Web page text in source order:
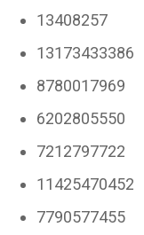
13408257
13173433386
8780017969
6202805550
7212797722
11425470452
7790577455